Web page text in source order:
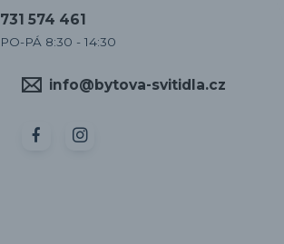
731 574 461
PO-PÁ 8:30 - 14:30
info@bytova-svitidla.cz